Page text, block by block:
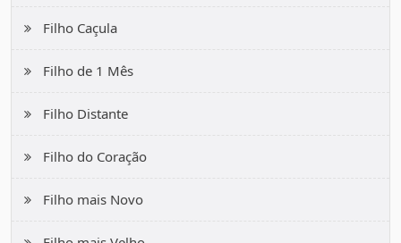
Filho Caçula
Filho de 1 Mês
Filho Distante
Filho do Coração
Filho mais Novo